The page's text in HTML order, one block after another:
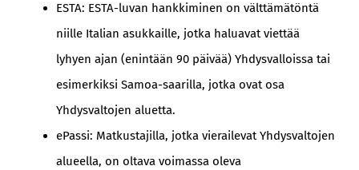
ESTA: ESTA-luvan hankkiminen on välttämätöntä
niille Italian asukkaille, jotka haluavat viettää
lyhyen ajan (enintään 90 päivää) Yhdysvalloissa tai
esimerkiksi Samoa-saarilla, jotka ovat osa
Yhdysvaltojen aluetta.
ePassi: Matkustajilla, jotka vierailevat Yhdysvaltojen
alueella, on oltava voimassa oleva